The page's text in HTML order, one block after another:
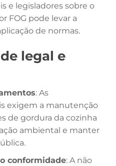
e legisladores sobre o
FOG pode levar a
de normas.
legal e
: As
exigem a manutenção
de gordura da cozinha
ambiental e manter
conformidade: A não